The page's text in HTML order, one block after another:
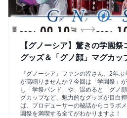
【グノーシア】驚きの学園
グッズ＆「グノ顔」マグカッ
『グノーシア』ファンの皆さん、2年
が高鳴りませんか？今回は「学園祭」
し「学祭バンド」や、温めると「グノ
グカップなど、魅力的なグッズが目白
ば、プロデューサーの秘話からコラボ
園祭を満喫する全てがわかりますよ！